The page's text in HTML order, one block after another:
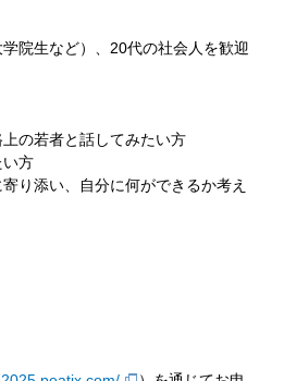
院生など）、20代の社会人を歓迎
の若者と話してみたい方
い方
り添い、自分に何ができるか考え